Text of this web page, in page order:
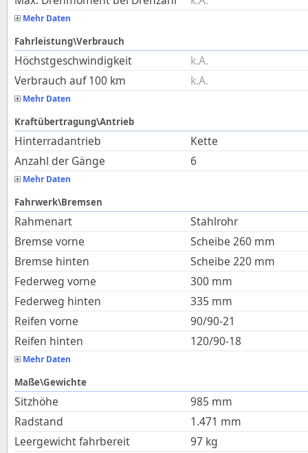
Mehr Daten
Fahrleistung\Verbrauch
Höchstgeschwindigkeit
k.A.
Verbrauch auf 100 km
k.A.
Mehr Daten
Kraftübertragung\Antrieb
Hinterradantrieb
Kette
Anzahl der Gänge
6
Mehr Daten
Fahrwerk\Bremsen
Rahmenart
Stahlrohr
Bremse vorne
Scheibe 260 mm
Bremse hinten
Scheibe 220 mm
Federweg vorne
300 mm
Federweg hinten
335 mm
Reifen vorne
90/90-21
Reifen hinten
120/90-18
Mehr Daten
Maße\Gewichte
Sitzhöhe 985 mm
Radstand
1.471 mm
Leergewicht fahrbereit
97 kg